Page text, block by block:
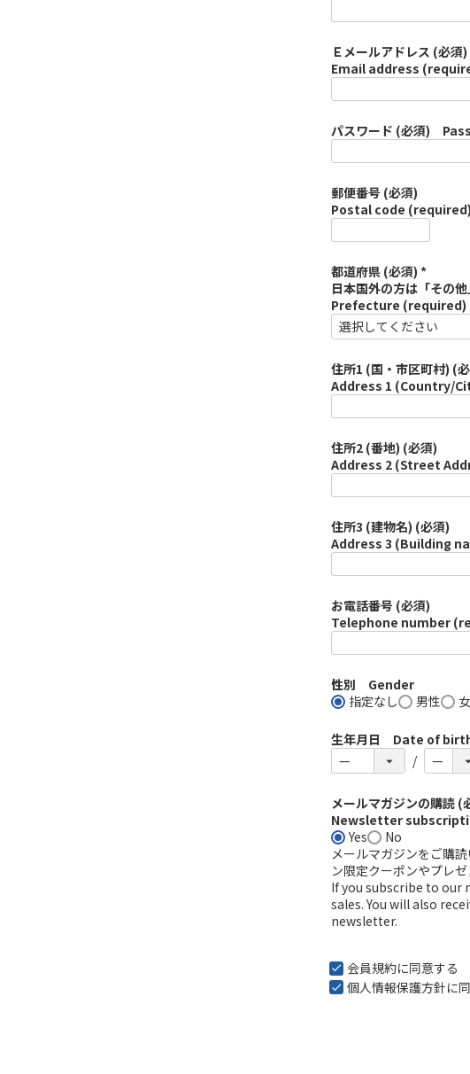
Ｅメールアドレス (必須)
Email address
パスワード (必須)
郵便番号 (必須)
Postal code
都道府県 (必須) *
日本国外の方は「その
Prefecture (required)
住所1 (国・市区町村) (
Address 1 (Country/
住所2 (番地) (必須)
Address 2 (Street
住所3 (建物名) (必須)
Address 3 (Building
お電話番号 (必須)
Telephone number
性別 Gender
指定なし
男性
生年月日 Date of
メールマガジンの購読 (
Newsletter
Yes
No
メールマガジンをご購
ン限定クーポンやプレ
If you subscribe to our
sales. You will also
newsletter.
会員規約に同意す
個人情報保護方針に